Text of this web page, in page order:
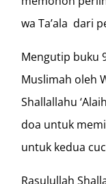
wa Ta’ala dari
Mengutip buku
Muslimah oleh
Shallallahu
doa untuk
untuk kedua
Rasulullah